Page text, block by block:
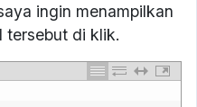
ingin menampilkan
tersebut di klik.